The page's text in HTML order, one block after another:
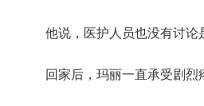
他说，医护人员也没有讨论
回家后，玛丽一直承受剧烈